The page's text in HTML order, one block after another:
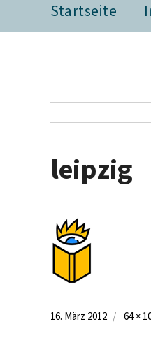
Startseite
leipzig
Veröffentlicht
16. März 2012
Volle
64 ×